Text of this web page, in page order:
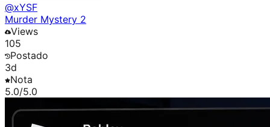
@xYSF
Murder Mystery 2
Views
105
Postado
3d
Nota
5.0/5.0